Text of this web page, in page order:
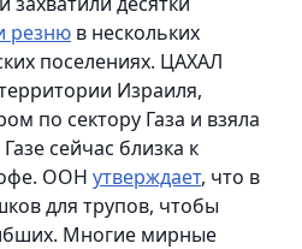
резню в нескольких
поселениях. ЦАХАЛ
Израиля,
по сектору Газа и взяла
сейчас близка к
ООН утверждает, что в
для трупов, чтобы
Многие мирные